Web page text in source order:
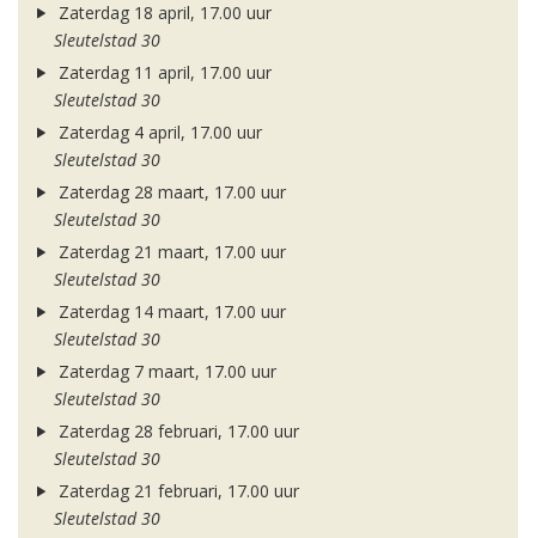
Zaterdag 18 april, 17.00 uur
Sleutelstad 30
Zaterdag 11 april, 17.00 uur
Sleutelstad 30
Zaterdag 4 april, 17.00 uur
Sleutelstad 30
Zaterdag 28 maart, 17.00 uur
Sleutelstad 30
Zaterdag 21 maart, 17.00 uur
Sleutelstad 30
Zaterdag 14 maart, 17.00 uur
Sleutelstad 30
Zaterdag 7 maart, 17.00 uur
Sleutelstad 30
Zaterdag 28 februari, 17.00 uur
Sleutelstad 30
Zaterdag 21 februari, 17.00 uur
Sleutelstad 30